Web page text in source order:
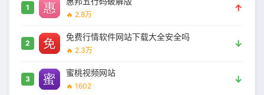
1
🔥 2.8万
↑
2
免费行情软件网站下载大全安全吗
🔥 2.3万
↓
3
蜜桃视频网站
🔥 1602
↓